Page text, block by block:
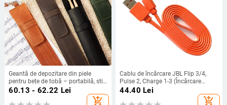
Geantă de depozitare din piele
pentru bețe de tobă – portabilă, stil
vintage (Modelul 64562)
60.13 - 62.22 Lei
add_shopping_cart
Cablu de încărcare JBL Flip 3/4,
Pulse 2, Charge 1-3 (Încărcare
rapidă)
44.40 Lei
add_shopping_cart